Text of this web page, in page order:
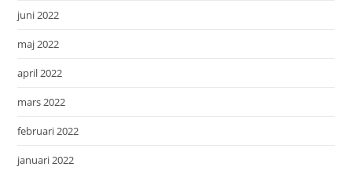
juni 2022
maj 2022
april 2022
mars 2022
februari 2022
januari 2022